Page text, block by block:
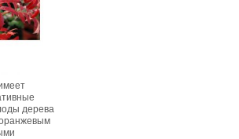
дерева